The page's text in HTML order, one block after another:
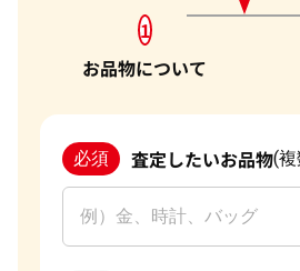
1
お品物について
必須 査定したいお品物(